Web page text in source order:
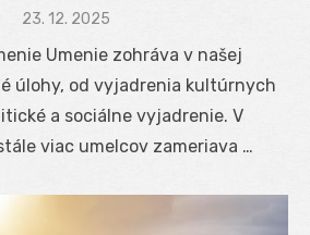
Posted
23. 12. 2025
Umenie zohráva v našej
úlohy, od vyjadrenia kultúrnych
a sociálne vyjadrenie. V
viac umelcov zameriava …